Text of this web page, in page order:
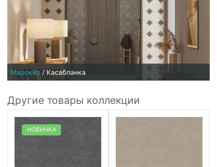
Марокко / Касабланка
Другие товары коллекции
НОВИНКА